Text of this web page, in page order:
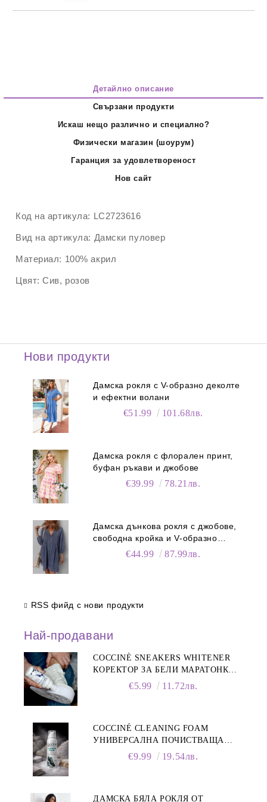
Детайлно описание
Свързани продукти
Искаш нещо различно и специално?
Физически магазин (шоурум)
Гаранция за удовлетвореност
Нов сайт
Код на артикула: LC2723616
Вид на артикула: Дамски пуловер
Материал: 100% акрил
Цвят: Сив, розов
Нови продукти
Дамска рокля с V-образно деколте
и ефектни волани
€51.99 101.68лв.
Дамска рокля с флорален принт,
буфан ръкави и джобове
€39.99 78.21лв.
Дамска дънкова рокля с джобове,
свободна кройка и V-образно
деколте€44.99 87.99лв.
RSS фийд с нови продукти
Най-продавани
COCCINÈ SNEAKERS WHITENER
КОРЕКТОР ЗА БЕЛИ МАРАТОНКИ,
€5.99 11.72лв.
COCCINÉ CLEANING FOAM
УНИВЕРСАЛНА ПОЧИСТВАЩА
ПЯНА ЗА ОБУВКИ, 150 МЛ
€9.99 19.54лв.
ДАМСКА БЯЛА РОКЛЯ ОТ